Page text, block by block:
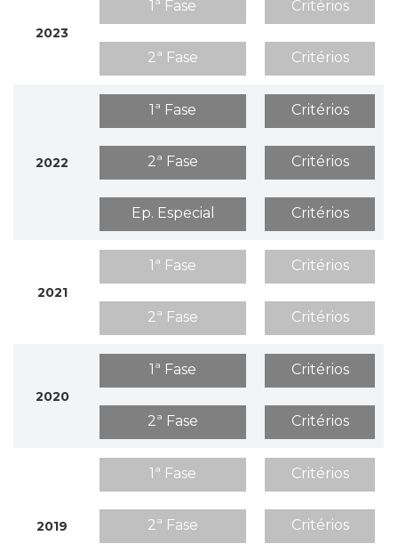
2023
1ª Fase
2ª Fase
Critérios
Critérios
2022
1ª Fase
2ª Fase
Ep. Especial
Critérios
Critérios
Critérios
2021
1ª Fase
2ª Fase
Critérios
Critérios
2020
1ª Fase
2ª Fase
Critérios
Critérios
2019
1ª Fase
2ª Fase
Critérios
Critérios